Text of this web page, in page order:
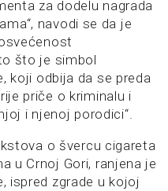
za dodelu nagrada
navodi se da je
što je simbol
koji odbija da se preda
priče o kriminalu i
i njenoj porodici“.
o švercu cigareta
u Crnoj Gori, ranjena je
ispred zgrade u kojoj